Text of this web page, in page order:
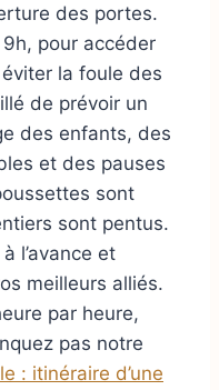
des portes.
9h, pour accéder
la foule des
de prévoir un
des enfants, des
et des pauses
sont
sont pentus.
l’avance et
meilleurs alliés.
par heure,
pas notre
: itinéraire d’une